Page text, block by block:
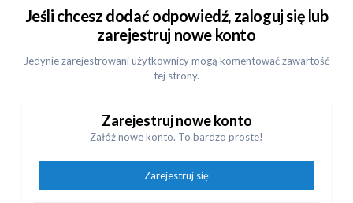
Jeśli chcesz dodać odpowiedź, zaloguj się lub
zarejestruj nowe konto
Jedynie zarejestrowani użytkownicy mogą komentować zawartość
tej strony.
Zarejestruj nowe konto
Załóż nowe konto. To bardzo proste!
Zarejestruj się